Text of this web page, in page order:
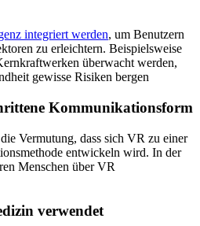
integriert werden, um Benutzern
zu erleichtern. Beispielsweise
überwacht werden,
gewisse Risiken bergen
Kommunikationsform
Vermutung, dass sich VR zu einer
entwickeln wird. In der
Menschen über VR
verwendet